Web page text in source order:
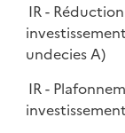
IR -
undecies A)
IR -